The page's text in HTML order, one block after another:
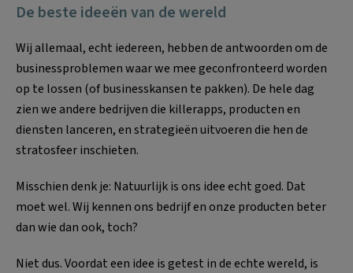
De beste ideeën van de wereld
Wij allemaal, echt iedereen, hebben de antwoorden om de
businessproblemen waar we mee geconfronteerd worden
op te lossen (of businesskansen te pakken). De hele dag
zien we andere bedrijven die killerapps, producten en
diensten lanceren, en strategieën uitvoeren die hen de
stratosfeer inschieten.
Misschien denk je: Natuurlijk is ons idee echt goed. Dat
moet wel. Wij kennen ons bedrijf en onze producten beter
dan wie dan ook, toch?
Niet dus. Voordat een idee is getest in de echte wereld, is